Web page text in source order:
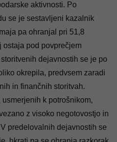
aktivnosti. Po
se je sestavljeni kazalnik
pa ohranjal pri 51,8
ostaja pod povprečjem
dejavnostih se je po
okrepila, predvsem zaradi
in finančnih storitvah.
k potrošnikom,
z visoko negotovostjo in
predelovalnih dejavnostih se